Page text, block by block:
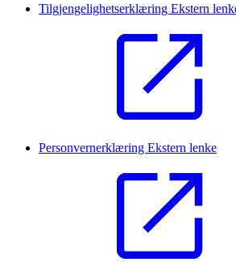
Tilgjengelighetserklæring Ekstern
Personvernerklæring Ekstern lenke